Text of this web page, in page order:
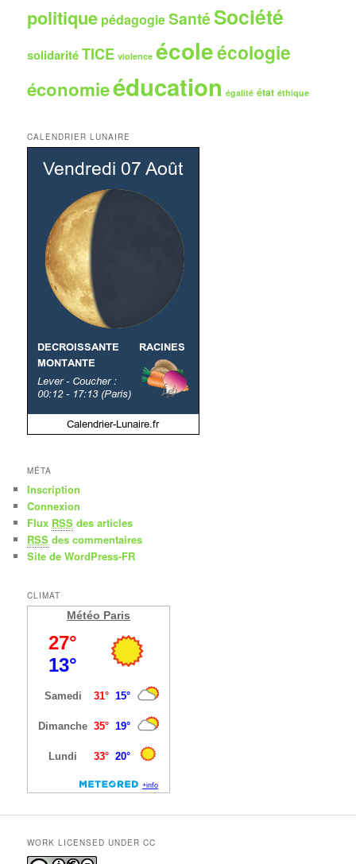
politique pédagogieSantéSociété
solidaritéTICE violence écoleécologie
économieéducation égalité état éthique
CALENDRIER LUNAIRE
MÉTA
Inscription
Connexion
Flux RSS des articles
RSS des commentaires
Site de WordPress-FR
CLIMAT
Météo Paris
WORK LICENSED UNDER CC